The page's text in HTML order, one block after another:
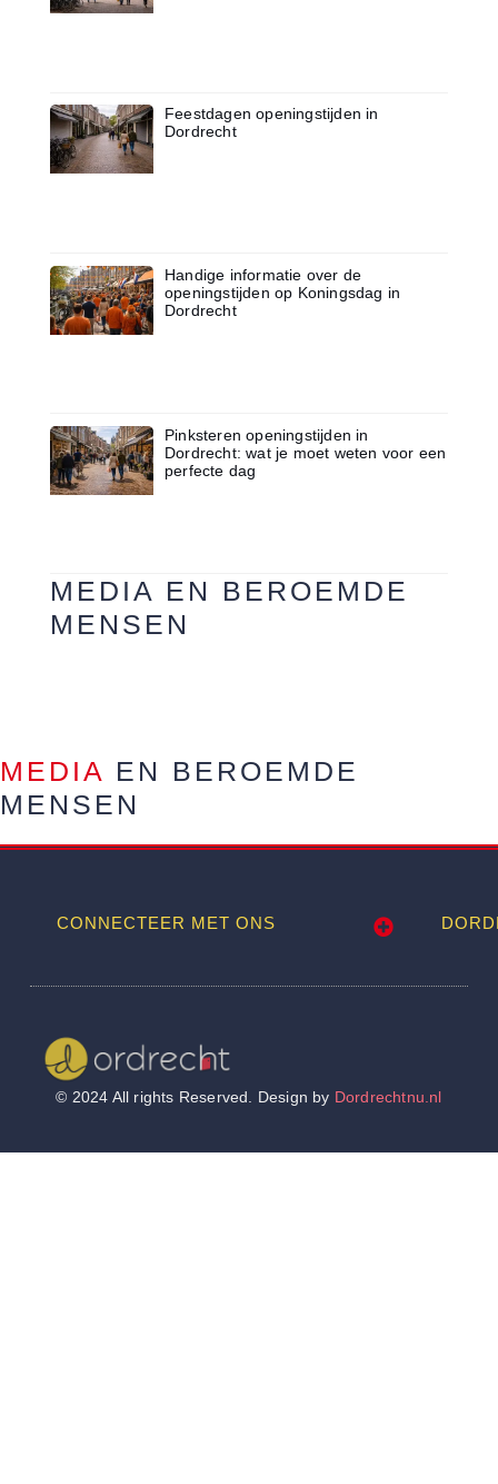
Feestdagen openingstijden in
Dordrecht
Handige informatie over de
openingstijden op Koningsdag in
Dordrecht
Pinksteren openingstijden in
Dordrecht: wat je moet weten voor een
perfecte dag
MEDIA EN BEROEMDE
MENSEN
MEDIA EN BEROEMDE
MENSEN
CONNECTEER MET ONS
© 2024 All rights Reserved. Design by Dordrechtnu.nl